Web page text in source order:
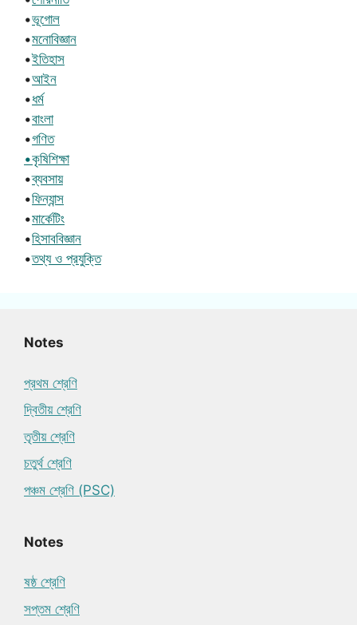
•ভূগোল
•মনোবিজ্ঞান
•ইতিহাস
•আইন
•ধর্ম
•বাংলা
•গণিত
•কৃষিশিক্ষা
•ব্যবসায়
•ফিন্যান্স
•মার্কেটিং
•হিসাববিজ্ঞান
•তথ্য ও প্রযুক্তি
Notes
প্রথম শ্রেণি
দ্বিতীয় শ্রেণি
তৃতীয় শ্রেণি
চতুর্থ শ্রেণি
পঞ্চম শ্রেণি (PSC)
Notes
ষষ্ঠ শ্রেণি
সপ্তম শ্রেণি